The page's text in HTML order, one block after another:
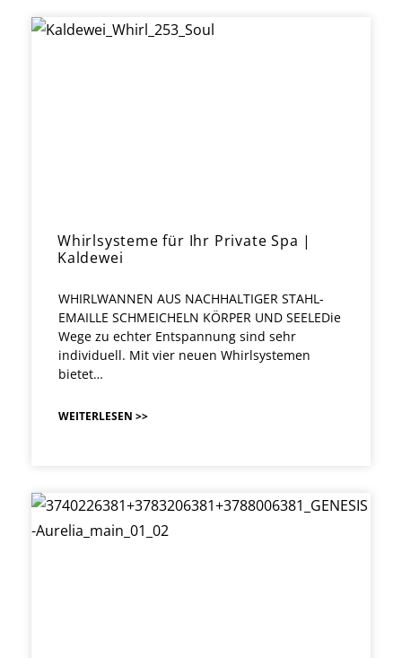
Whirlsysteme für Ihr Private Spa |
Kaldewei
WHIRLWANNEN AUS NACHHALTIGER STAHL-
EMAILLE SCHMEICHELN KÖRPER UND SEELEDie
Wege zu echter Entspannung sind sehr
individuell. Mit vier neuen Whirlsystemen
bietet…
WEITERLESEN >>